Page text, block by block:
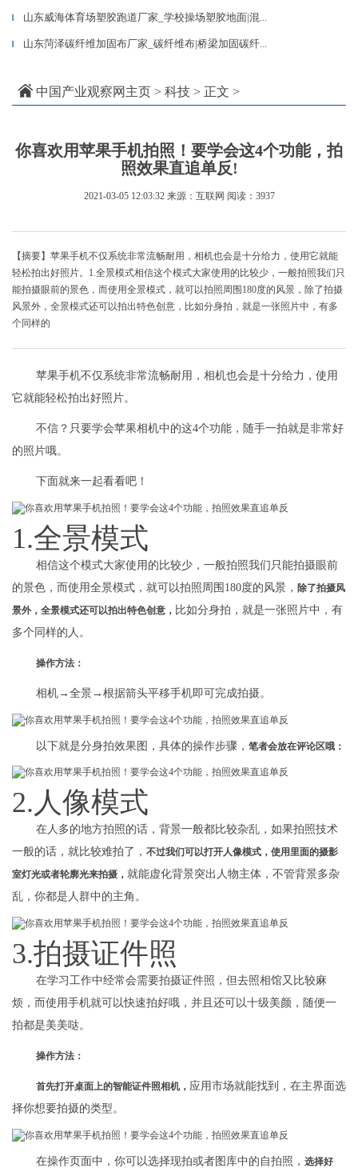
▎ 山东威海体育场塑胶跑道厂家_学校操场塑胶地面|混...
▎ 山东菏泽碳纤维加固布厂家_碳纤维布|桥梁加固碳纤...
中国产业观察网主页 > 科技 > 正文 >
你喜欢用苹果手机拍照！要学会这4个功能，拍
照效果直追单反!
2021-03-05 12:03:32 来源：互联网 阅读：3937
【摘要】苹果手机不仅系统非常流畅耐用，相机也会是十分给力，使用它就能
轻松拍出好照片。1.全景模式相信这个模式大家使用的比较少，一般拍照我们只
能拍摄眼前的景色，而使用全景模式，就可以拍照周围180度的风景，除了拍摄
风景外，全景模式还可以拍出特色创意，比如分身拍，就是一张照片中，有多
个同样的
苹果手机不仅系统非常流畅耐用，相机也会是十分给力，使用
它就能轻松拍出好照片。
不信？只要学会苹果相机中的这4个功能，随手一拍就是非常好
的照片哦。
下面就来一起看看吧！
1.全景模式
相信这个模式大家使用的比较少，一般拍照我们只能拍摄眼前
的景色，而使用全景模式，就可以拍照周围180度的风景， 除了拍摄风
景外，全景模式还可以拍出特色创意， 比如分身拍，就是一张照片中，有
多个同样的人。
操作方法：
相机→全景→根据箭头平移手机即可完成拍摄。
以下就是分身拍效果图，具体的操作步骤， 笔者会放在评论区哦：
2.人像模式
在人多的地方拍照的话，背景一般都比较杂乱，如果拍照技术
一般的话，就比较难拍了， 不过我们可以打开人像模式，使用里面的摄影
室灯光或者轮廓光来拍摄， 就能虚化背景突出人物主体，不管背景多杂
乱，你都是人群中的主角。
3.拍摄证件照
在学习工作中经常会需要拍摄证件照，但去照相馆又比较麻
烦，而使用手机就可以快速拍好哦，并且还可以十级美颜，随便一
拍都是美美哒。
操作方法：
首先打开桌面上的智能证件照相机， 应用市场就能找到，在主界面选
择你想要拍摄的类型。
在操作页面中，你可以选择现拍或者图库中的自拍照， 选择好